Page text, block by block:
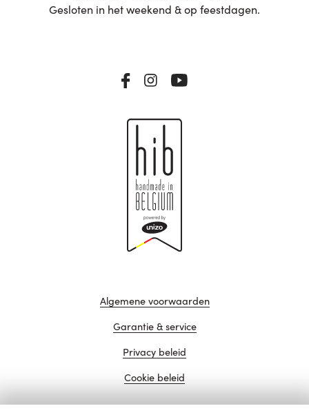
Gesloten in het weekend & op feestdagen.
Algemene voorwaarden
Garantie & service
Privacy beleid
Cookie beleid